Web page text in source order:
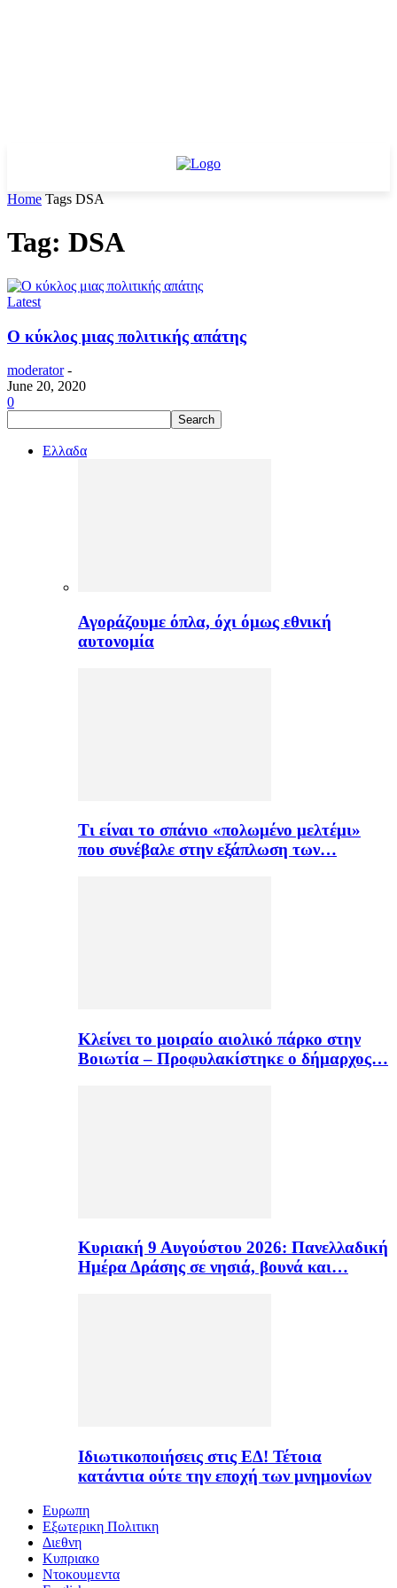
Home Tags DSA
Tag: DSA
Latest
Ο κύκλος μιας πολιτικής απάτης
moderator -
June 20, 2020
0
Ελλαδα
Αγοράζουμε όπλα, όχι όμως εθνική
αυτονομία
Τι είναι το σπάνιο «πολωμένο μελτέμι»
που συνέβαλε στην εξάπλωση των…
Κλείνει το μοιραίο αιολικό πάρκο στην
Βοιωτία – Προφυλακίστηκε ο δήμαρχος…
Κυριακή 9 Αυγούστου 2026: Πανελλαδική
Ημέρα Δράσης σε νησιά, βουνά και…
Ιδιωτικοποιήσεις στις ΕΔ! Τέτοια
κατάντια ούτε την εποχή των μνημονίων
Ευρωπη
Εξωτερικη Πολιτικη
Διεθνη
Κυπριακο
Ντοκουμεντα